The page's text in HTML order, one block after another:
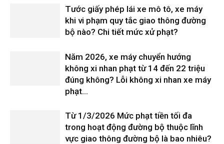
Tước giấy phép lái xe mô tô, xe máy
khi vi phạm quy tắc giao thông đường
bộ nào? Chi tiết mức xử phạt?
Năm 2026, xe máy chuyển hướng
không xi nhan phạt từ 14 đến 22 triệu
đúng không? Lỗi không xi nhan xe máy
phạt...
Từ 1/3/2026 Mức phạt tiền tối đa
trong hoạt động đường bộ thuộc lĩnh
vực giao thông đường bộ là bao nhiêu?